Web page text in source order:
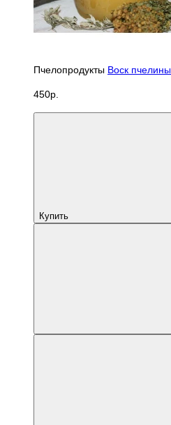
Пчелопродукты Воск
450р.
Купить